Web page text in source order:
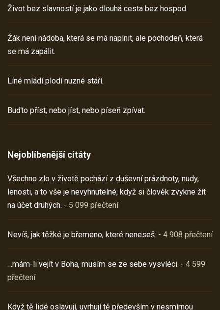
Život bez slavností je jako dlouhá cesta bez hospod.
Žák není nádoba, která se má naplnit, ale pochodeň, která
se má zapálit.
Líné mládí plodí nuzné stáří.
Buďto příst, nebo jíst, nebo píseň zpívat.
Nejoblíbenější citáty
Všechno zlo v životě pochází z duševní prázdnoty, nudy,
lenosti, a to vše je nevyhnutelné, když si člověk zvykne žít
na účet druhých. - 5 099 přečtení
Nevíš, jak těžké je břemeno, které neneseš. - 4 908 přečtení
…mám-li vejít v Boha, musím se ze sebe vysvléci. - 4 599
přečtení
Když tě lidé oslavují, uvrhují tě především v nesmírnou